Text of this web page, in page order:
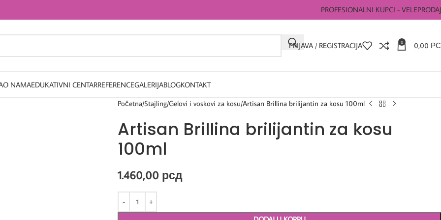
PROFESIONALNI KUPCI -
PRIJAVA / REGISTRACIJA 0 0,00
O NAMAEDUKATIVNI CENTARREFERENCEGALERIJABLOGKONTAKT
Početna Stajling Gelovi i voskovi za kosu Artisan Brillina brilijantin za kosu 100ml
Artisan Brillina brilijantin za kosu
100ml
1.460,00 рсд